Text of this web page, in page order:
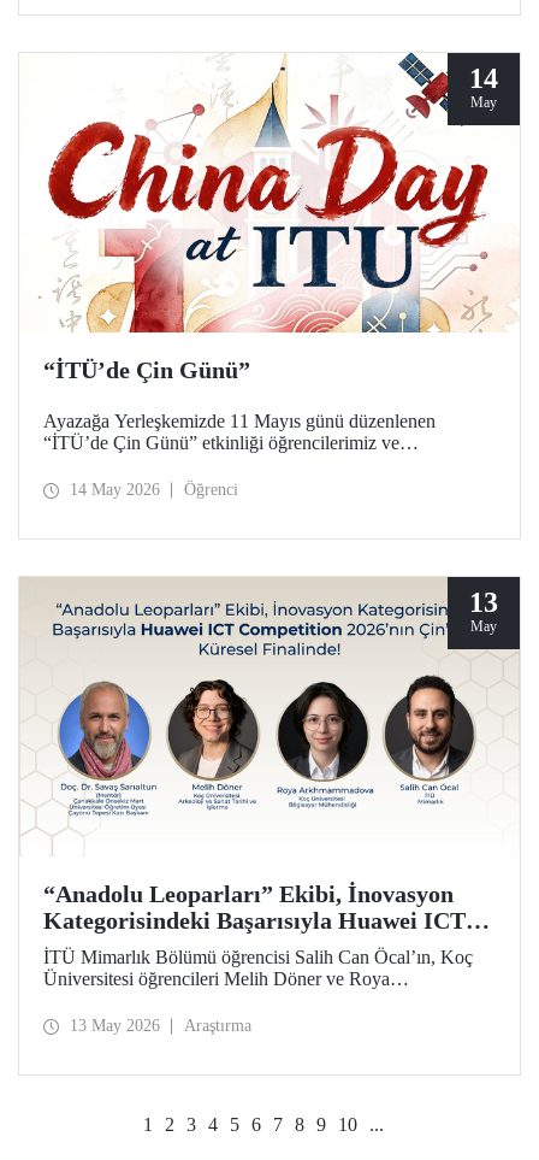
14
May
“İTÜ’de Çin Günü”
Ayazağa Yerleşkemizde 11 Mayıs günü düzenlenen
“İTÜ’de Çin Günü” etkinliği öğrencilerimiz ve
14 May 2026 Öğrenci
13
May
“Anadolu Leoparları” Ekibi, İnovasyon
Kategorisindeki Başarısıyla Huawei ICT
Competition 2026’nın Çin’deki Küresel
Finalinde!
İTÜ Mimarlık Bölümü öğrencisi Salih Can Öcal’ın, Koç
Üniversitesi öğrencileri Melih Döner ve Roya
ekibi, “Çayönü AI-VR Experience” isimli projesiyle
13 May 2026 Araştırma
1 2 3 4 5 6 7 8 9 10 ...